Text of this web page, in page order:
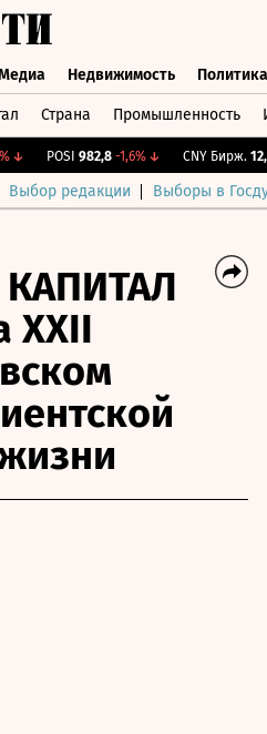
Недвижимость Политика
Страна Промышленность
POSI 982,8 -1,6%↓ CNY Бирж.
Выбор редакции Выборы в
КАПИТАЛ
XXII